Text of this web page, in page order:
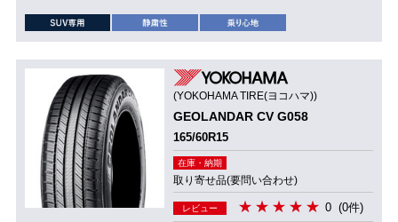
(YOKOHAMA TIRE(ヨコハマ))
GEOLANDAR CV G058
165/60R15
在庫・納期
取り寄せ品(要問い合わせ)
レビュー 0 (0件)